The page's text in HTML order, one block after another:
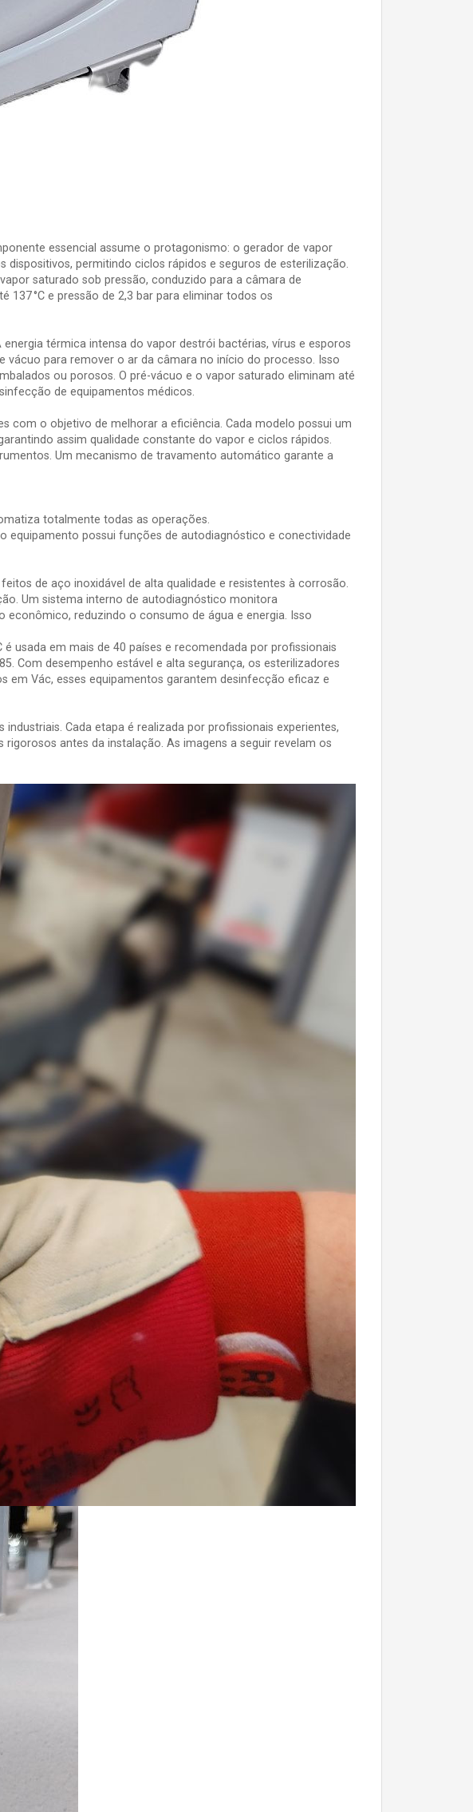
essencial assume o protagonismo: o gerador de vapor
dispositivos, permitindo ciclos rápidos e seguros de esterilização.
saturado sob pressão, conduzido para a câmara de
°C e pressão de 2,3 bar para eliminar todos os
térmica intensa do vapor destrói bactérias, vírus e esporos
para remover o ar da câmara no início do processo. Isso
ou porosos. O pré-vácuo e o vapor saturado eliminam até
de equipamentos médicos.
com o objetivo de melhorar a eficiência. Cada modelo possui um
assim qualidade constante do vapor e ciclos rápidos.
Um mecanismo de travamento automático garante a
totalmente todas as operações.
equipamento possui funções de autodiagnóstico e conectividade
de aço inoxidável de alta qualidade e resistentes à corrosão.
Um sistema interno de autodiagnóstico monitora
reduzindo o consumo de água e energia. Isso
usada em mais de 40 países e recomendada por profissionais
Com desempenho estável e alta segurança, os esterilizadores
em Vác, esses equipamentos garantem desinfecção eficaz e
Cada etapa é realizada por profissionais experientes,
antes da instalação. As imagens a seguir revelam os